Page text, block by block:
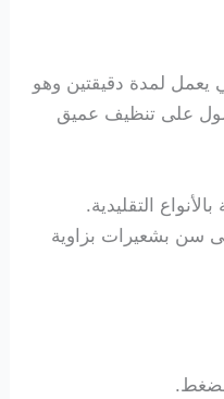
لمدة دقيقتين وهو
على تنظيف عميق
التقليدية.
سن بشعيرات بزاوية